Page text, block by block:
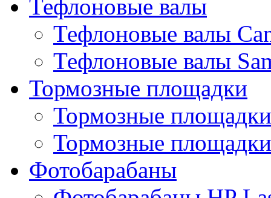
Тефлоновые валы
Тефлоновые валы
Тефлоновые валы
Тормозные площадки
Тормозные
Тормозные
Фотобарабаны